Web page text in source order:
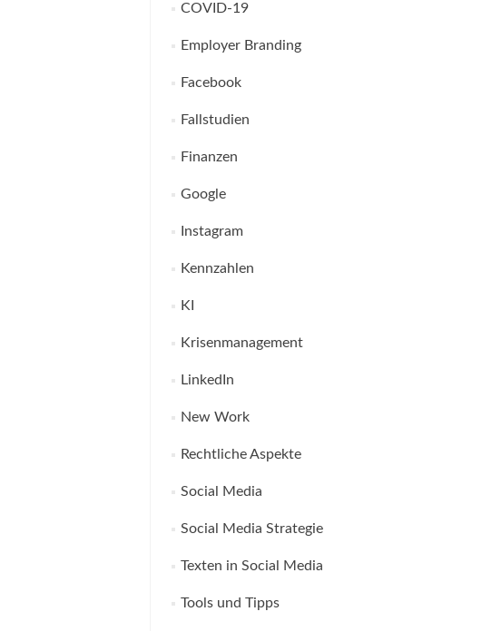
COVID-19
Employer Branding
Facebook
Fallstudien
Finanzen
Google
Instagram
Kennzahlen
KI
Krisenmanagement
LinkedIn
New Work
Rechtliche Aspekte
Social Media
Social Media Strategie
Texten in Social Media
Tools und Tipps